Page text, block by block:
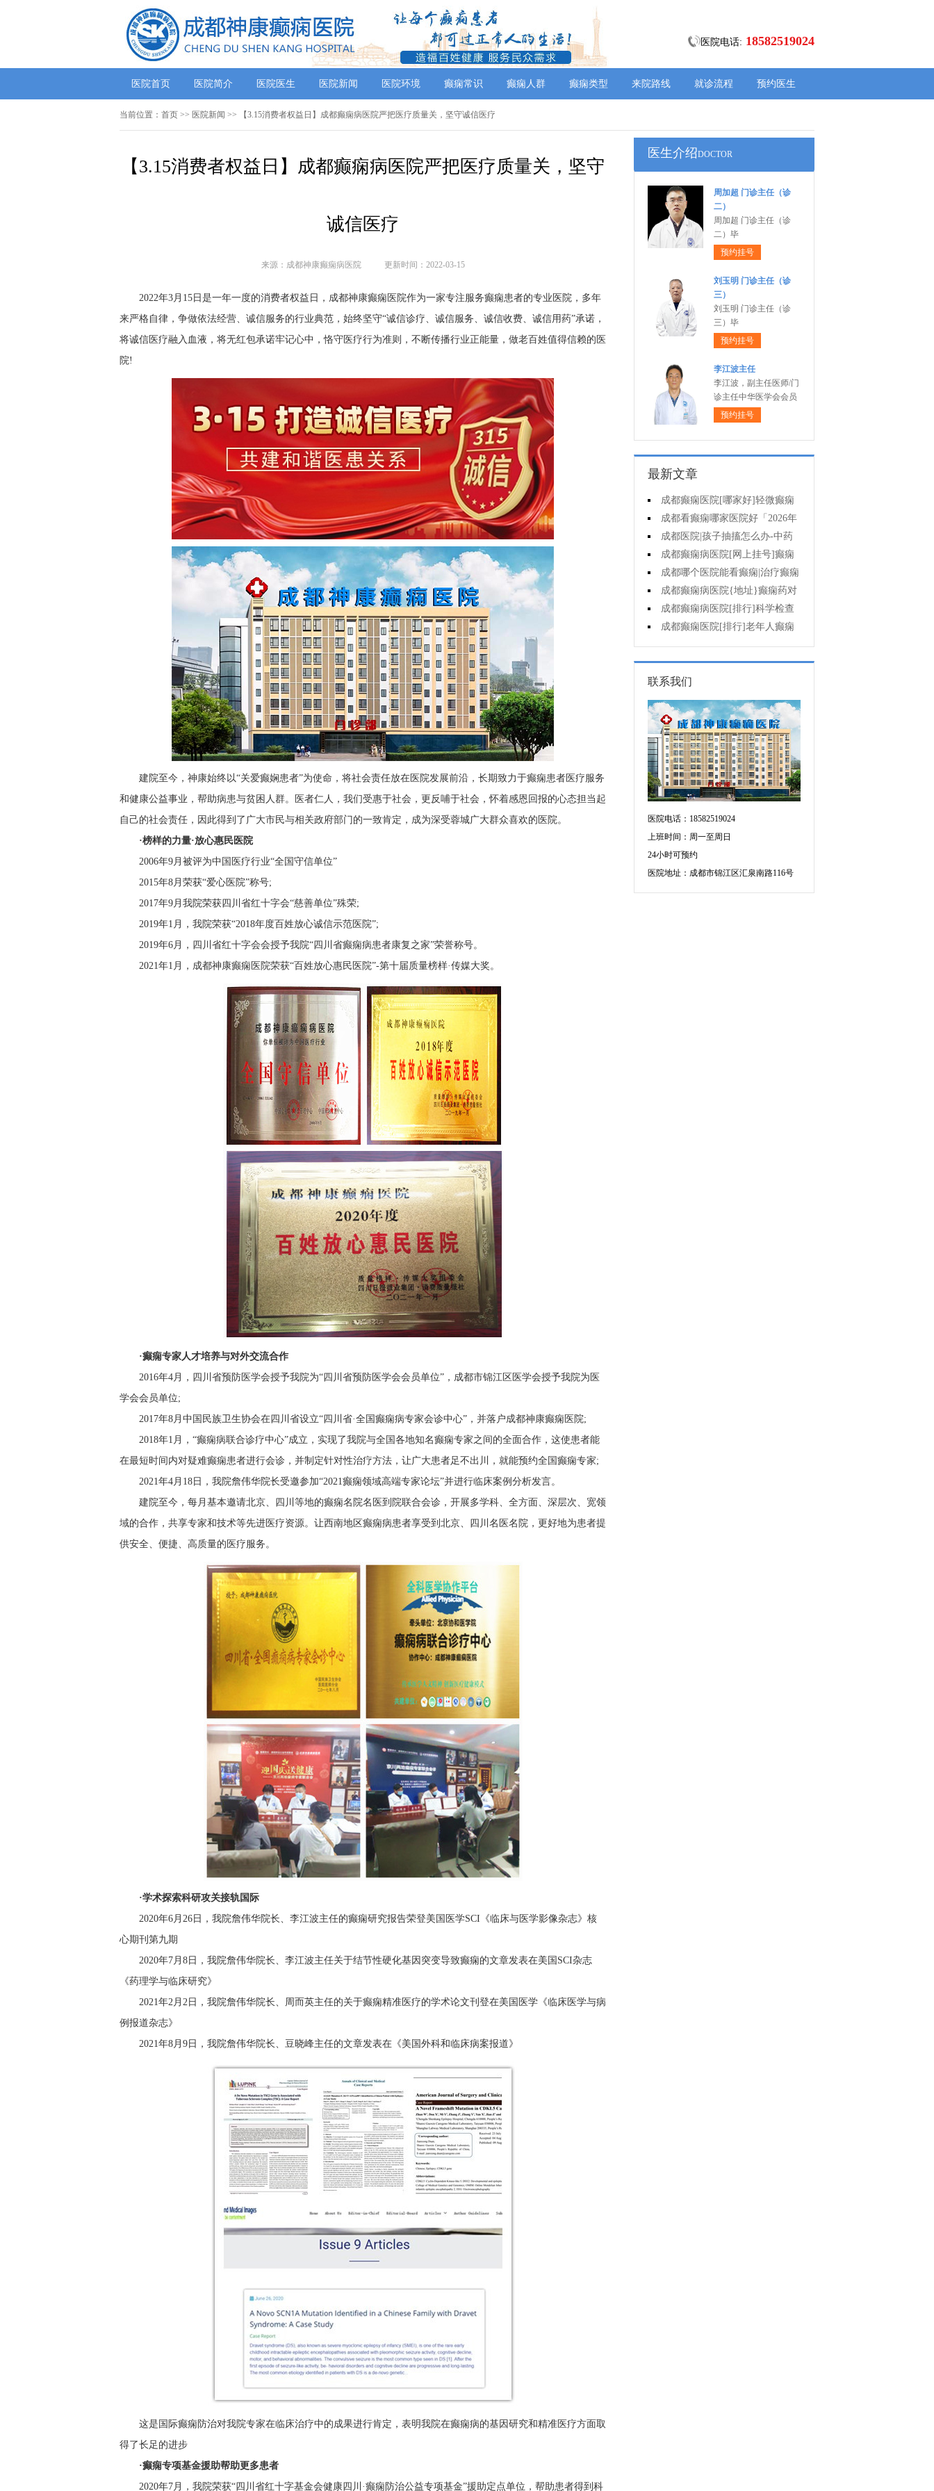
医院电话: 18582519024
医院首页 医院简介 医院医生 医院新闻 医院环境 癫痫常识 癫痫人群 癫痫类型 来院路线 就诊流程 预约医生
当前位置： 首页 >> 医院新闻 >> 【3.15消费者权益日】成都癫痫病医院严把医疗质量关，坚守诚信医疗
【3.15消费者权益日】成都癫痫病医院严把医疗质量关，坚守
诚信医疗
来源：成都神康癫痫病医院 更新时间：2022-03-15
2022年3月15日是一年一度的消费者权益日，成都神康癫痫医院作为一家专注服务癫痫患者的专业医院，多年
来严格自律，争做依法经营、诚信服务的行业典范，始终坚守“诚信诊疗、诚信服务、诚信收费、诚信用药”承诺，
将诚信医疗融入血液，将无红包承诺牢记心中，恪守医疗行为准则，不断传播行业正能量，做老百姓值得信赖的医
院!
建院至今，神康始终以“关爱癫娴患者”为使命，将社会责任放在医院发展前沿，长期致力于癫痫患者医疗服务
和健康公益事业，帮助病患与贫困人群。医者仁人，我们受惠于社会，更反哺于社会，怀着感恩回报的心态担当起
自己的社会责任，因此得到了广大市民与相关政府部门的一致肯定，成为深受蓉城广大群众喜欢的医院。
·榜样的力量·放心惠民医院
2006年9月被评为中国医疗行业“全国守信单位”
2015年8月荣获“爱心医院”称号;
2017年9月我院荣获四川省红十字会“慈善单位”殊荣;
2019年1月，我院荣获“2018年度百姓放心诚信示范医院”;
2019年6月，四川省红十字会会授予我院“四川省癫痫病患者康复之家”荣誉称号。
2021年1月，成都神康癫痫医院荣获“百姓放心惠民医院”-第十届质量榜样·传媒大奖。
·癫痫专家人才培养与对外交流合作
2016年4月，四川省预防医学会授予我院为“四川省预防医学会会员单位”，成都市锦江区医学会授予我院为医
学会会员单位;
2017年8月中国民族卫生协会在四川省设立“四川省·全国癫痫病专家会诊中心”，并落户成都神康癫痫医院;
2018年1月，“癫痫病联合诊疗中心”成立，实现了我院与全国各地知名癫痫专家之间的全面合作，这使患者能
在最短时间内对疑难癫痫患者进行会诊，并制定针对性治疗方法，让广大患者足不出川，就能预约全国癫痫专家;
2021年4月18日，我院詹伟华院长受邀参加“2021癫痫领域高端专家论坛”并进行临床案例分析发言。
建院至今，每月基本邀请北京、四川等地的癫痫名院名医到院联合会诊，开展多学科、全方面、深层次、宽领
域的合作，共享专家和技术等先进医疗资源。让西南地区癫痫病患者享受到北京、四川名医名院，更好地为患者提
供安全、便捷、高质量的医疗服务。
·学术探索科研攻关接轨国际
2020年6月26日，我院詹伟华院长、李江波主任的癫痫研究报告荣登美国医学SCI《临床与医学影像杂志》核
心期刊第九期
2020年7月8日，我院詹伟华院长、李江波主任关于结节性硬化基因突变导致癫痫的文章发表在美国SCI杂志
《药理学与临床研究》
2021年2月2日，我院詹伟华院长、周而英主任的关于癫痫精准医疗的学术论文刊登在美国医学《临床医学与病
例报道杂志》
2021年8月9日，我院詹伟华院长、豆晓峰主任的文章发表在《美国外科和临床病案报道》
这是国际癫痫防治对我院专家在临床治疗中的成果进行肯定，表明我院在癫痫病的基因研究和精准医疗方面取
得了长足的进步
·癫痫专项基金援助帮助更多患者
2020年7月，我院荣获“四川省红十字基金会健康四川·癫痫防治公益专项基金”援助定点单位，帮助患者得到科
医生介绍DOCTOR
周加超 门诊主任（诊
二）
周加超 门诊主任（诊
二）毕
预约挂号
刘玉明 门诊主任（诊
三）
刘玉明 门诊主任（诊
三）毕
预约挂号
李江波主任
李江波，副主任医师/门
诊主任中华医学会会员
预约挂号
最新文章
成都癫痫医院[哪家好]轻微癫痫
可以不治疗吗?
成都看癫痫哪家医院好「2026年
度公布」癫痫发作时要做什么?
成都医院|孩子抽搐怎么办-中药
能治疗癫痫吗?
成都癫痫病医院[网上挂号]癫痫
护理的要点是什么?
成都哪个医院能看癫痫|治疗癫痫
有哪些误区?
成都癫痫病医院{地址}癫痫药对
孩子有伤害吗?
成都癫痫病医院[排行]科学检查
癫痫的重要性?
成都癫痫医院[排行]老年人癫痫
发作时应该怎么办?
联系我们
医院电话：18582519024
上班时间：周一至周日
24小时可预约
医院地址：成都市锦江区汇泉南路116号